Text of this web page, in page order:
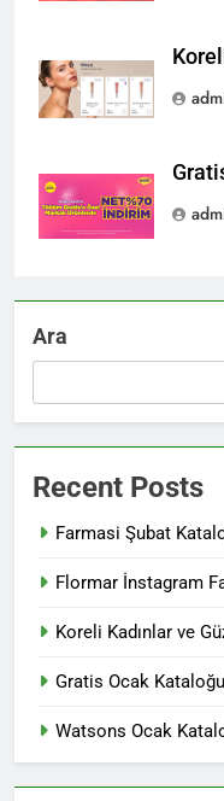
Ara
Recent Posts
Farmasi Şubat
Flormar İnstagram
Koreli Kadınlar ve
Gratis Ocak
Watsons Ocak